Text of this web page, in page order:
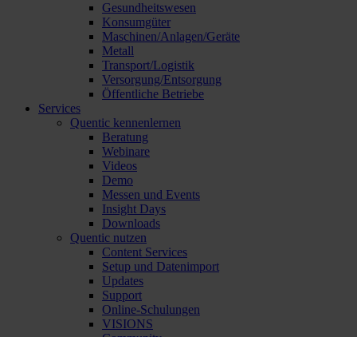
Gesundheitswesen
Konsumgüter
Maschinen/Anlagen/Geräte
Metall
Transport/Logistik
Versorgung/Entsorgung
Öffentliche Betriebe
Services
Quentic kennenlernen
Beratung
Webinare
Videos
Demo
Messen und Events
Insight Days
Downloads
Quentic nutzen
Content Services
Setup und Datenimport
Updates
Support
Online-Schulungen
VISIONS